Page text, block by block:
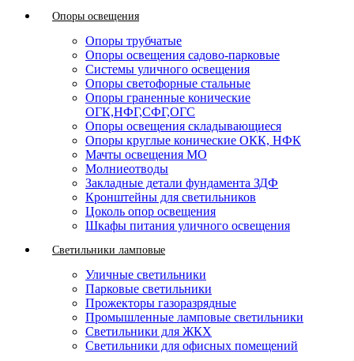
Опоры освещения
Опоры трубчатые
Опоры освещения садово-парковые
Системы уличного освещения
Опоры светофорные стальные
Опоры граненные конические
ОГК,НФГ,СФГ,ОГС
Опоры освещения складывающиеся
Опоры круглые конические ОКК, НФК
Мачты освещения МО
Молниеотводы
Закладные детали фундамента ЗДФ
Кронштейны для светильников
Цоколь опор освещения
Шкафы питания уличного освещения
Светильники ламповые
Уличные светильники
Парковые светильники
Прожекторы газоразрядные
Промышленные ламповые светильники
Светильники для ЖКХ
Светильники для офисных помещений